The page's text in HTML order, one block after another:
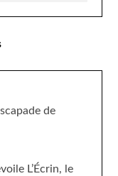
de
L’Écrin, le